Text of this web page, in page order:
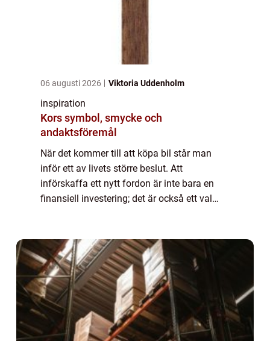
06 augusti 2026 Viktoria Uddenholm
inspiration
Kors symbol, smycke och
andaktsföremål
När det kommer till att köpa bil står man
inför ett av livets större beslut. Att
införskaffa ett nytt fordon är inte bara en
finansiell investering; det är också ett val